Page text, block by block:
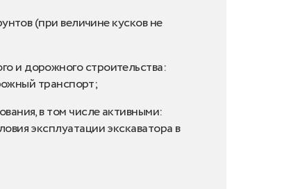
(при величине кусков не
и дорожного строительства:
транспорт;
в том числе активными:
эксплуатации экскаватора в